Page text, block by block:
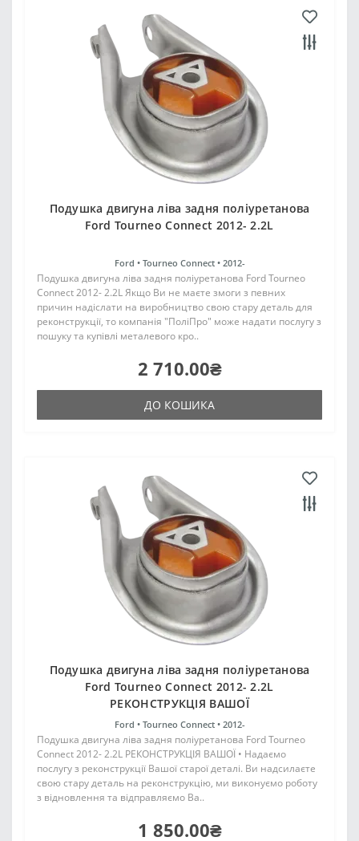
Подушка двигуна ліва задня поліуретанова
Ford Tourneo Connect 2012- 2.2L
Ford • Tourneo Connect • 2012-
Подушка двигуна ліва задня поліуретанова Ford Tourneo
Connect 2012- 2.2L Якщо Ви не маєте змоги з певних
причин надіслати на виробництво свою стару деталь для
реконструкції, то компанія "ПоліПро" може надати послугу з
пошуку та купівлі металевого кро..
2 710.00₴
ДО КОШИКА
Подушка двигуна ліва задня поліуретанова
Ford Tourneo Connect 2012- 2.2L
РЕКОНСТРУКЦІЯ ВАШОЇ
Ford • Tourneo Connect • 2012-
Подушка двигуна ліва задня поліуретанова Ford Tourneo
Connect 2012- 2.2L РЕКОНСТРУКЦІЯ ВАШОЇ • Надаємо
послугу з реконструкції Вашої старої деталі. Ви надсилаєте
свою стару деталь на реконструкцію, ми виконуємо роботу
з відновлення та відправляємо Ва..
1 850.00₴